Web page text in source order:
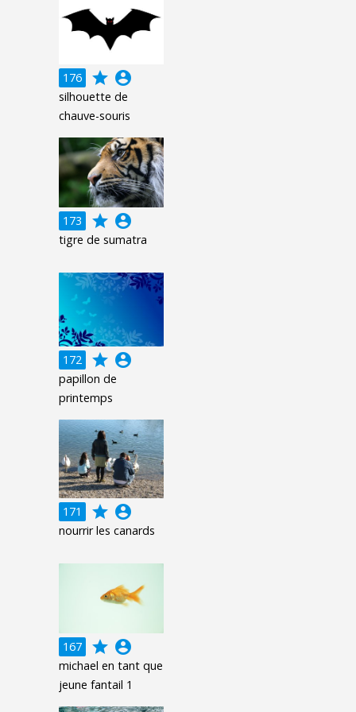
176 grade account_circle
silhouette de
chauve-souris
173 grade account_circle
tigre de sumatra
172 grade account_circle
papillon de
printemps
171 grade account_circle
nourrir les canards
167 grade account_circle
michael en tant que
jeune fantail 1